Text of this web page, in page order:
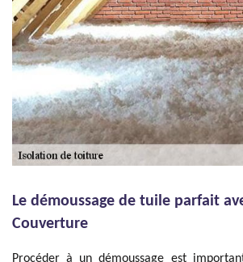
Le démoussage de tuile parfait
Couverture
Procéder à un démoussage est